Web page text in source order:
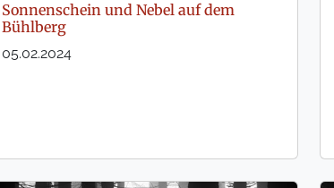
Sonnenschein und Nebel auf dem
Bühlberg
05.02.2024